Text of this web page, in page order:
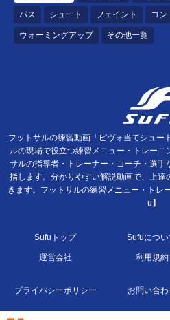
パス シュート フェイント コン
ウォーミングアップ その他一覧
フットサルの練習動画「ピヴォ当てシュー
ルの現場で役立つ練習メニュー・トレーニ
サルの指導者・トレーナー・コーチ・選手
指します。分かりやすい解説動画で、上
きます。フットサルの練習メニュー・トレ
u】
Sufuトップ Sufuについ
運営会社 利用規約
プライバシーポリシー お問い合